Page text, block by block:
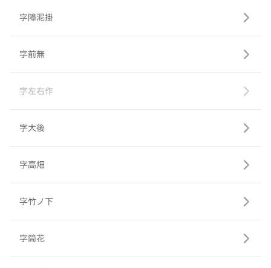
字障泥掛
字前無
字左右作
字大後
字高畑
字竹ノ下
字筒花